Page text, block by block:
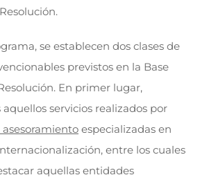
se establecen dos clases de
previstos en la Base
En primer lugar,
servicios realizados por
especializadas en
entre los cuales
aquellas entidades